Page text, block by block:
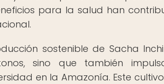
para la salud han
sostenible de Sacha
sino que también
en la Amazonía. Este